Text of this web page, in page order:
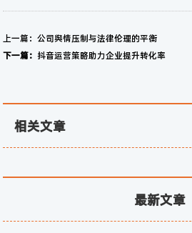
上一篇：公司舆情压制与法律伦理的平衡
下一篇：抖音运营策略助力企业提升转化率
相关文章
最新文章